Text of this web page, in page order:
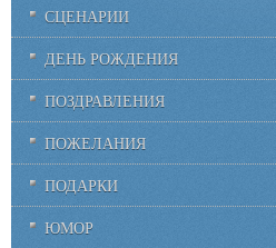
СЦЕНАРИИ
ДЕНЬ РОЖДЕНИЯ
ПОЗДРАВЛЕНИЯ
ПОЖЕЛАНИЯ
ПОДАРКИ
ЮМОР